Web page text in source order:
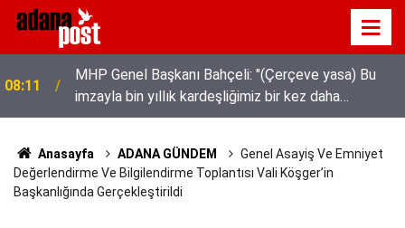
08:04
Tarsus'ta üzüm üreticileri fiyat farkına tepki
gösterdi
Anasayfa ADANA GÜNDEM
Genel Asayiş Ve Emniyet
Değerlendirme Ve Bilgilendirme Toplantısı Vali Köşger’in
Başkanlığında Gerçekleştirildi